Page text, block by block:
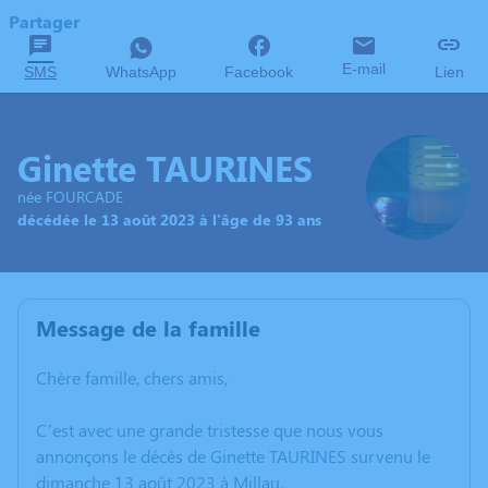
Partager
SMS WhatsApp Facebook E-mail Lien
Ginette TAURINES
née FOURCADE
décédée le 13 août 2023 à l'âge de 93 ans
Message de la famille
Chère famille, chers amis,
C’est avec une grande tristesse que nous vous
annonçons le décès de Ginette TAURINES survenu le
dimanche 13 août 2023 à Millau.